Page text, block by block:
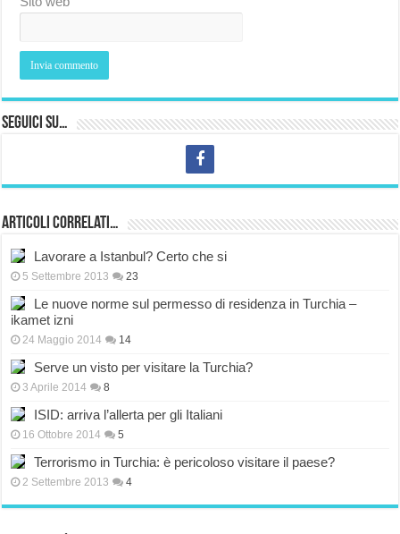
Seguici su…
Articoli correlati…
Lavorare a Istanbul? Certo che si
5 Settembre 2013 23
Le nuove norme sul permesso di residenza in Turchia –
ikamet izni
24 Maggio 2014 14
Serve un visto per visitare la Turchia?
3 Aprile 2014 8
ISID: arriva l’allerta per gli Italiani
16 Ottobre 2014 5
Terrorismo in Turchia: è pericoloso visitare il paese?
2 Settembre 2013 4